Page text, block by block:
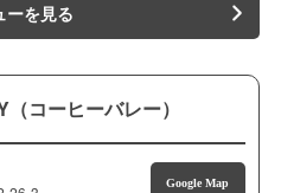
ーを見る
コーヒーバレー）
Google Map